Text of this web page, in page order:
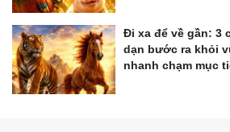
Đi xa để về gần: 3
dạn bước ra khỏi
nhanh chạm mục